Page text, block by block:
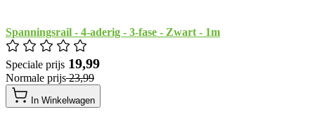
Spanningsrail - 4-aderig - 3-fase - Zwart - 1m
Speciale prijs ​ 19,99
Normale prijs​ 23,99
In Winkelwagen